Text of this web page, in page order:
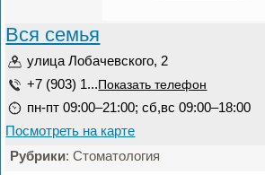
Вся семья
улица Лобачевского, 2
+7 (903) 1... Показать телефон
пн-пт 09:00–21:00; сб,вс 09:00–18:00
Посмотреть на карте
Рубрики: Стоматология